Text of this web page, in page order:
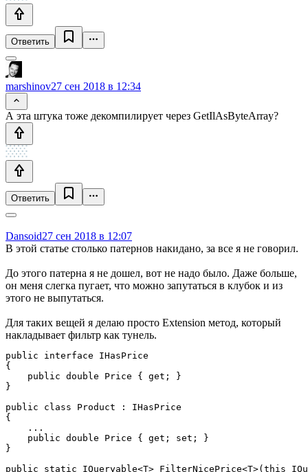
Ответить
marshinov27 сен 2018 в 12:34
А эта штука тоже декомпилирует через GetIlAsByteArray?
Ответить
Dansoid27 сен 2018 в 12:07
В этой статье столько патернов накидано, за все я не говорил.
До этого патерна я не дошел, вот не надо было. Даже больше,
он меня слегка пугает, что можно запутаться в клубок и из
этого не выпутаться.
Для таких вещей я делаю просто Extension метод, который
накладывает фильтр как тунель.
public interface IHasPrice
{
    public double Price { get; }
}
public class Product : IHasPrice
{
    ...
    public double Price { get; set; }
}
public static IQueryable<T> FilterNicePrice<T>(this